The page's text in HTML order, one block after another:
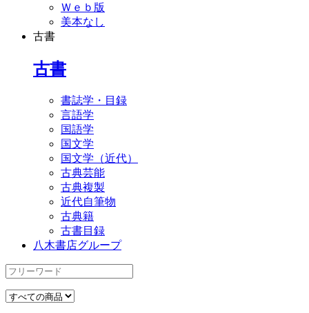
Ｗｅｂ版
美本なし
古書
古書
書誌学・目録
言語学
国語学
国文学
国文学（近代）
古典芸能
古典複製
近代自筆物
古典籍
古書目録
八木書店グループ